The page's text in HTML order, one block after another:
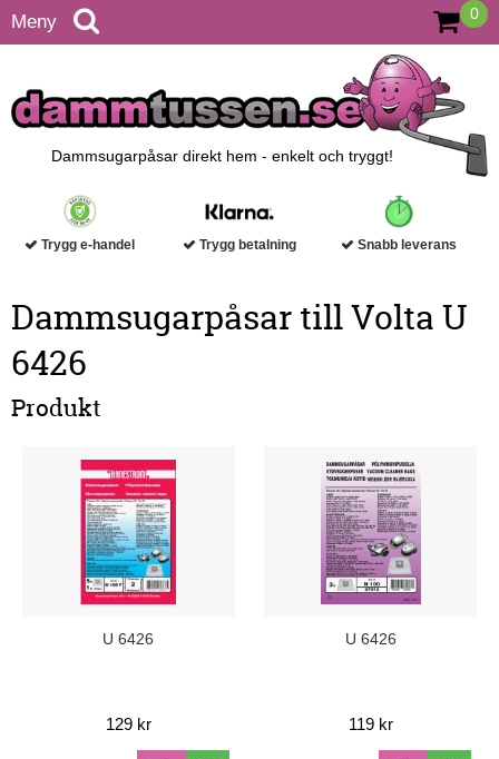
Meny 0
Dammsugarpåsar direkt hem - enkelt och tryggt!
Trygg e-handel Trygg betalning Snabb leverans
Dammsugarpåsar till Volta U
6426
Produkt
U 6426
129 kr
U 6426
119 kr